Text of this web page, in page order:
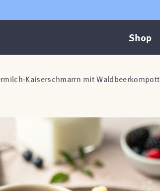
Shop
Kaiserschmarrn mit Waldbeerkompott